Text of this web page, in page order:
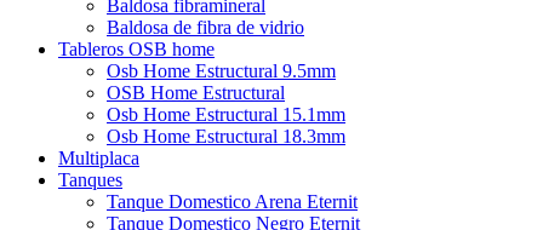
Baldosa fibramineral
Baldosa de fibra de vidrio
Tableros OSB home
Osb Home Estructural 9.5mm
OSB Home Estructural
Osb Home Estructural 15.1mm
Osb Home Estructural 18.3mm
Multiplaca
Tanques
Tanque Domestico Arena Eternit
Tanque Domestico Negro Eternit